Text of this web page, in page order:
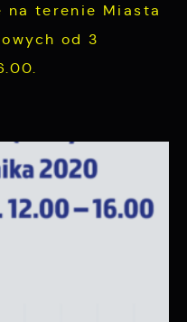
na terenie Miasta
od 3